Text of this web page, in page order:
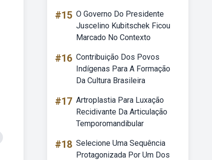
#15 O Governo Do Presidente
Juscelino Kubitschek Ficou
Marcado No Contexto
#16 Contribuição Dos Povos
Indígenas Para A Formação
Da Cultura Brasileira
#17 Artroplastia Para Luxação
Recidivante Da Articulação
Temporomandibular
#18 Selecione Uma Sequência
Protagonizada Por Um Dos